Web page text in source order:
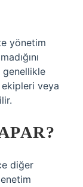
yönetim
veya
diğer